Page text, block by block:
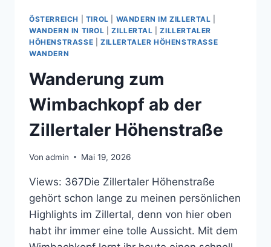
ÖSTERREICH TIROL WANDERN IM ZILLERTAL
WANDERN IN TIROL |ZILLERTAL |ZILLERTALER
HÖHENSTRASSE
ZILLERTALER HÖHENSTRASSE W
ANDERN
Wanderung zum
Wimbachkopf ab der
Zillertaler Höhenstraße
Von admin Mai 19, 2026
Views: 367Die Zillertaler Höhenstraße
gehört schon lange zu meinen persönlichen
Highlights im Zillertal, denn von hier oben
habt ihr immer eine tolle Aussicht. Mit dem